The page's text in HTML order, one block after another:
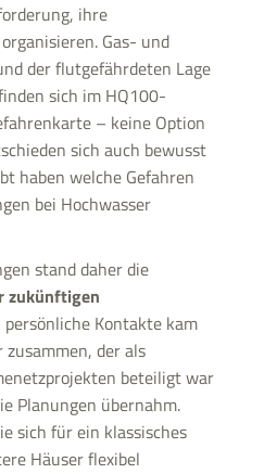
ihre
Gas- und
der flutgefährdeten Lage
sich im HQ100-
– keine Option
sich auch bewusst
haben welche Gefahren
bei Hochwasser
stand daher die
zukünftigen
persönliche Kontakte kam
der als
beteiligt war
Planungen übernahm.
sich für ein klassisches
Häuser flexibel